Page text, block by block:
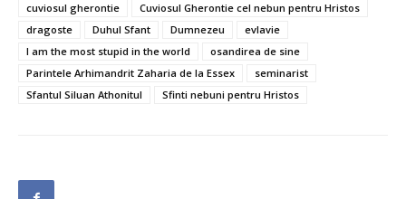
cuviosul gherontie
Cuviosul Gherontie cel nebun pentru Hristos
dragoste
Duhul Sfant Dumnezeu
evlavie
I am the most stupid in the world
osandirea de sine
Parintele Arhimandrit Zaharia de la Essex
seminarist
Sfantul Siluan Athonitul
Sfinti nebuni pentru Hristos